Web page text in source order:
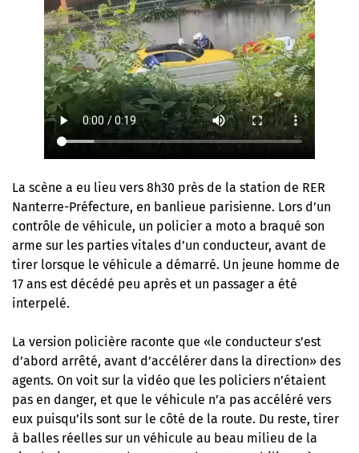
La scène a eu lieu vers 8h30 près de la station de RER
Nanterre-Préfecture, en banlieue parisienne. Lors d’un
contrôle de véhicule, un policier a moto a braqué son
arme sur les parties vitales d’un conducteur, avant de
tirer lorsque le véhicule a démarré. Un jeune homme de
17 ans est décédé peu après et un passager a été
interpelé.
La version policière raconte que «le conducteur s’est
d’abord arrêté, avant d’accélérer dans la direction» des
agents. On voit sur la vidéo que les policiers n’étaient
pas en danger, et que le véhicule n’a pas accéléré vers
eux puisqu’ils sont sur le côté de la route. Du reste, tirer
à balles réelles sur un véhicule au beau milieu de la